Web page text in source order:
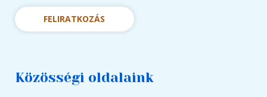
FELIRATKOZÁS
Közösségi oldalaink